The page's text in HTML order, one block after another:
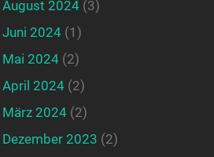
August 2024(3)
Juni 2024(1)
Mai 2024(2)
April 2024(2)
März 2024(2)
Dezember 2023 (2)